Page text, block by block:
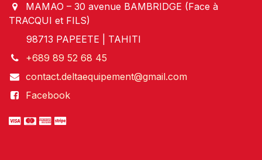
MAMAO – 30 avenue BAMBRIDGE (Face à
TRACQUI et FILS)
98713 PAPEETE | TAHITI
+689 89 52 68 45
contact.deltaequipement@gmail.com
Facebook